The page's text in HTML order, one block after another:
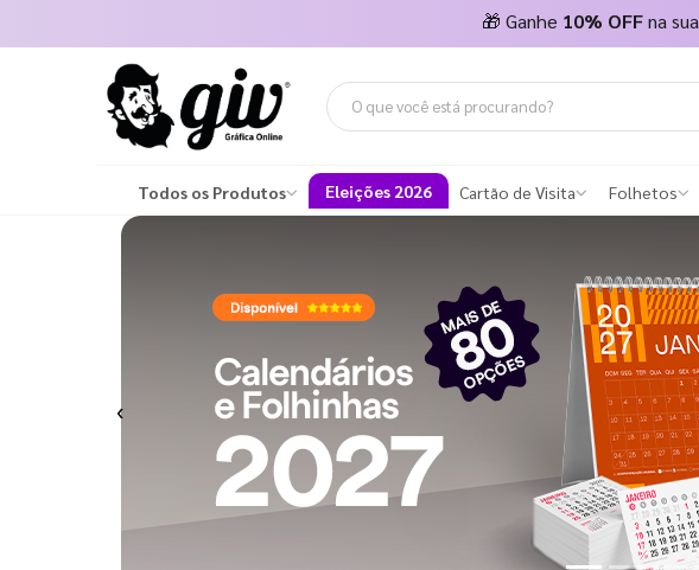
🎁 Ganhe 10% OFFna sua
Todos os Produtos Eleições 2026 Cartão de Visita Folhetos
Previous